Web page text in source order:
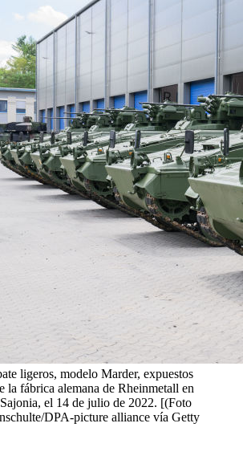
ligeros, modelo Marder, expuestos
la fábrica alemana de Rheinmetall en
el 14 de julio de 2022. [(Foto
DPA-picture alliance vía Getty